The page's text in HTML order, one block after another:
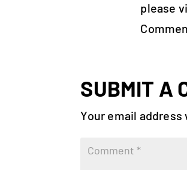
please
SUBMIT A
Your email